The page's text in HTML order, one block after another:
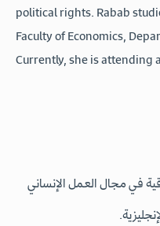
political rights. Rabab
Faculty of Economics,
Currently, she is attending
في مجال العمل الإنساني